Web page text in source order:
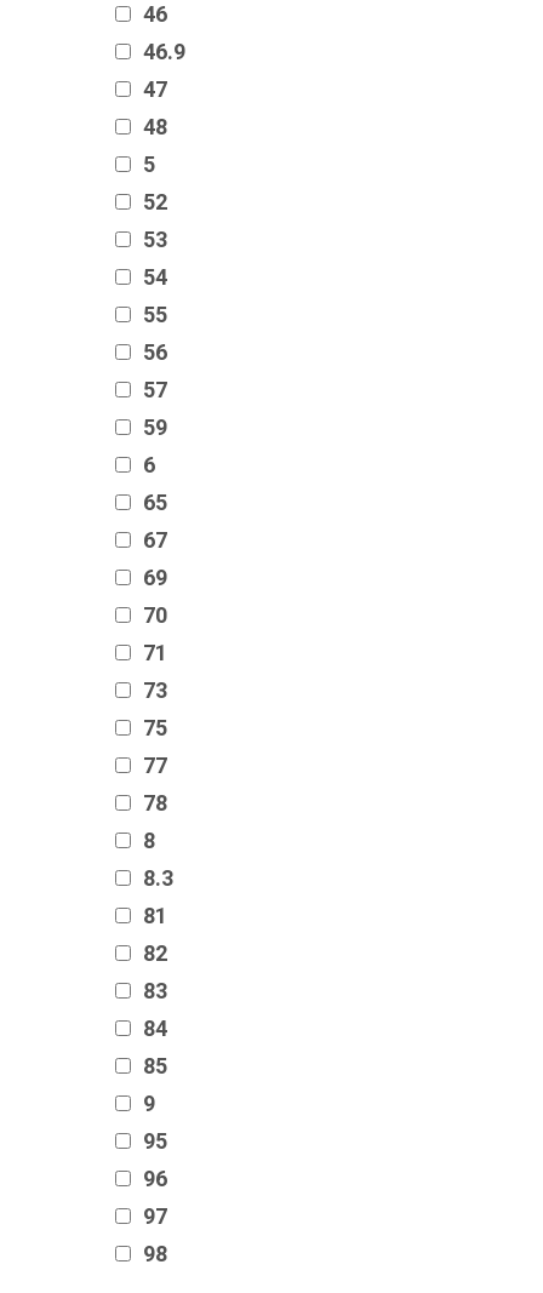
46
46.9
47
48
5
52
53
54
55
56
57
59
6
65
67
69
70
71
73
75
77
78
8
8.3
81
82
83
84
85
9
95
96
97
98